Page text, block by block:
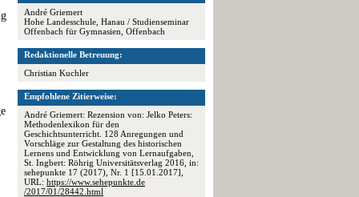
André Griemert
Hohe Landesschule, Hanau / Studienseminar
Offenbach für Gymnasien, Offenbach
Redaktionelle Betreuung:
Christian Kuchler
Empfohlene Zitierweise:
André Griemert: Rezension von: Jelko Peters:
Methodenlexikon für den
Geschichtsunterricht. 128 Anregungen und
Vorschläge zur Gestaltung des historischen
Lernens und Entwicklung von Lernaufgaben,
St. Ingbert: Röhrig Universitätsverlag 2016, in:
sehepunkte 17 (2017), Nr. 1 [15.01.2017],
URL: https://www.sehepunkte.de
/2017/01/28442.html